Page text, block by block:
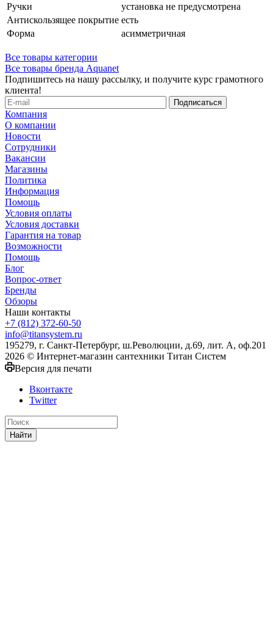
Ручки
установка не предусмотрена
Антискользящее покрытие есть
Форма
асимметричная
Все товары категории
Все товары бренда Aquanet
Подпишитесь на нашу рассылку, и получите курс грамотного
клиента!
Компания
О компании
Новости
Сотрудники
Вакансии
Магазины
Политика
Информация
Помощь
Условия оплаты
Условия доставки
Гарантия на товар
Возможности
Помощь
Блог
Вопрос-ответ
Бренды
Обзоры
Наши контакты
+7 (812) 372-60-50
info@titansystem.ru
195279, г. Санкт-Петербург, ш.Революции, д.69, лит. А, оф.201
2026 © Интернет-магазин сантехники Титан Систем
Версия для печати
Вконтакте
Twitter
Найти